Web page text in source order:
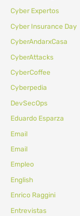
Cyber Expertos
Cyber Insurance Day
CyberAndarxCasa
CyberAttacks
CyberCoffee
Cyberpedia
DevSecOps
Eduardo Esparza
Email
Email
Empleo
English
Enrico Raggini
Entrevistas